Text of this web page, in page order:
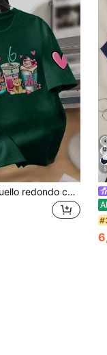
Camiseta de cuello redondo con estampado de postres y corazones para niña preadolescente, camiseta casual de verano para niñas, top suave
5